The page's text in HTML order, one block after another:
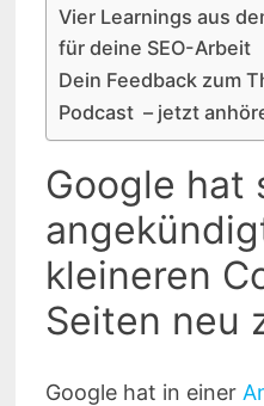
Vier Learnings aus
für deine SEO-Arbeit
Dein Feedback zum
Podcast – jetzt
Google hat
kleineren
Seiten neu
Google hat in einer